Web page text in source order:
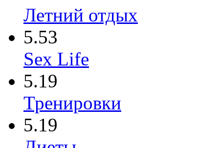
Летний отдых
5.53
Sex Life
5.19
Тренировки
5.19